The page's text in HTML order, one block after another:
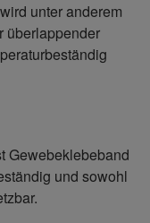
unter anderem
überlappender
Gewebeklebeband
und sowohl